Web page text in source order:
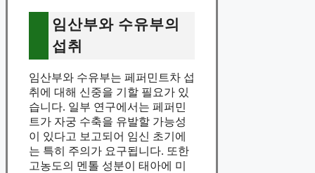
임산부와 수유부의
섭취
임산부와 수유부는 페퍼민트차 섭
취에 대해 신중을 기할 필요가 있
습니다. 일부 연구에서는 페퍼민
트가 자궁 수축을 유발할 가능성
이 있다고 보고되어 임신 초기에
는 특히 주의가 요구됩니다. 또한
고농도의 멘톨 성분이 태아에 미